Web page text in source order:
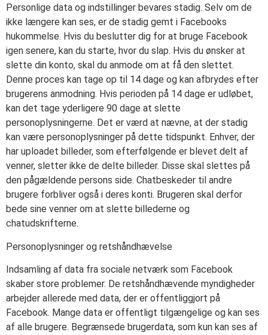
Personlige data og indstillinger bevares stadig. Selv om de
ikke længere kan ses, er de stadig gemt i Facebooks
hukommelse. Hvis du beslutter dig for at bruge Facebook
igen senere, kan du starte, hvor du slap. Hvis du ønsker at
slette din konto, skal du anmode om at få den slettet.
Denne proces kan tage op til 14 dage og kan afbrydes efter
brugerens anmodning. Hvis perioden på 14 dage er udløbet,
kan det tage yderligere 90 dage at slette
personoplysningerne. Det er værd at nævne, at der stadig
kan være personoplysninger på dette tidspunkt. Enhver, der
har uploadet billeder, som efterfølgende er blevet delt af
venner, sletter ikke de delte billeder. Disse skal slettes på
den pågældende persons side. Chatbeskeder til andre
brugere forbliver også i deres konti. Brugeren skal derfor
bede sine venner om at slette billederne og
chatudskrifterne.
Personoplysninger og retshåndhævelse
Indsamling af data fra sociale netværk som Facebook
skaber store problemer. De retshåndhævende myndigheder
arbejder allerede med data, der er offentliggjort på
Facebook. Mange data er offentligt tilgængelige og kan ses
af alle brugere. Begrænsede brugerdata, som kun kan ses af